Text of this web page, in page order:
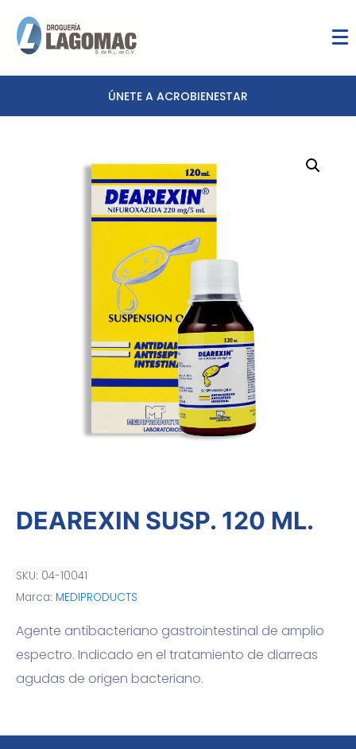
ÚNETE A ACROBIENESTAR
DEAREXIN SUSP. 120 ML.
SKU: 04-10041
Marca: MEDIPRODUCTS
Agente antibacteriano gastrointestinal de amplio
espectro. Indicado en el tratamiento de diarreas
agudas de origen bacteriano.